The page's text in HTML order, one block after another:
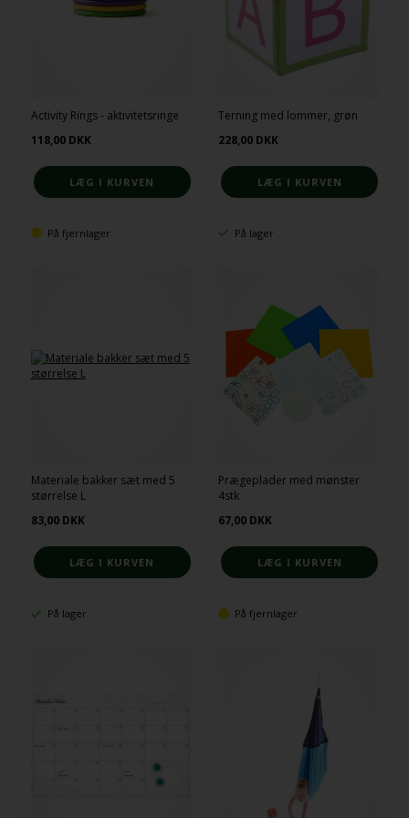
Activity Rings - aktivitetsringe
118,00 DKK
På fjernlager
Terning med lommer, grøn
228,00 DKK
På lager
Materiale bakker sæt med 5
størrelse L
83,00 DKK
På lager
Prægeplader med mønster
4stk
67,00 DKK
På fjernlager